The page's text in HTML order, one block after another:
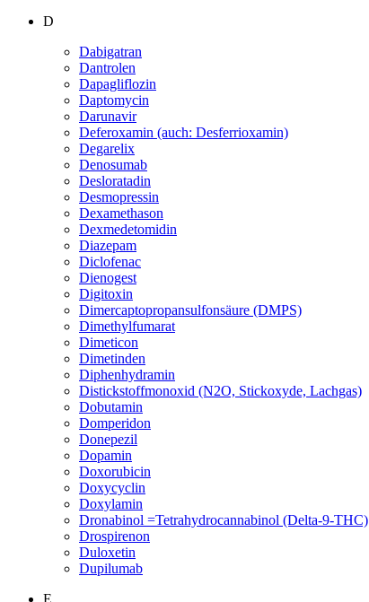
D
Dabigatran
Dantrolen
Dapagliflozin
Daptomycin
Darunavir
Deferoxamin (auch: Desferrioxamin)
Degarelix
Denosumab
Desloratadin
Desmopressin
Dexamethason
Dexmedetomidin
Diazepam
Diclofenac
Dienogest
Digitoxin
Dimercaptopropansulfonsäure (DMPS)
Dimethylfumarat
Dimeticon
Dimetinden
Diphenhydramin
Distickstoffmonoxid (N2O, Stickoxyde, Lachgas)
Dobutamin
Domperidon
Donepezil
Dopamin
Doxorubicin
Doxycyclin
Doxylamin
Dronabinol =Tetrahydrocannabinol (Delta-9-THC)
Drospirenon
Duloxetin
Dupilumab